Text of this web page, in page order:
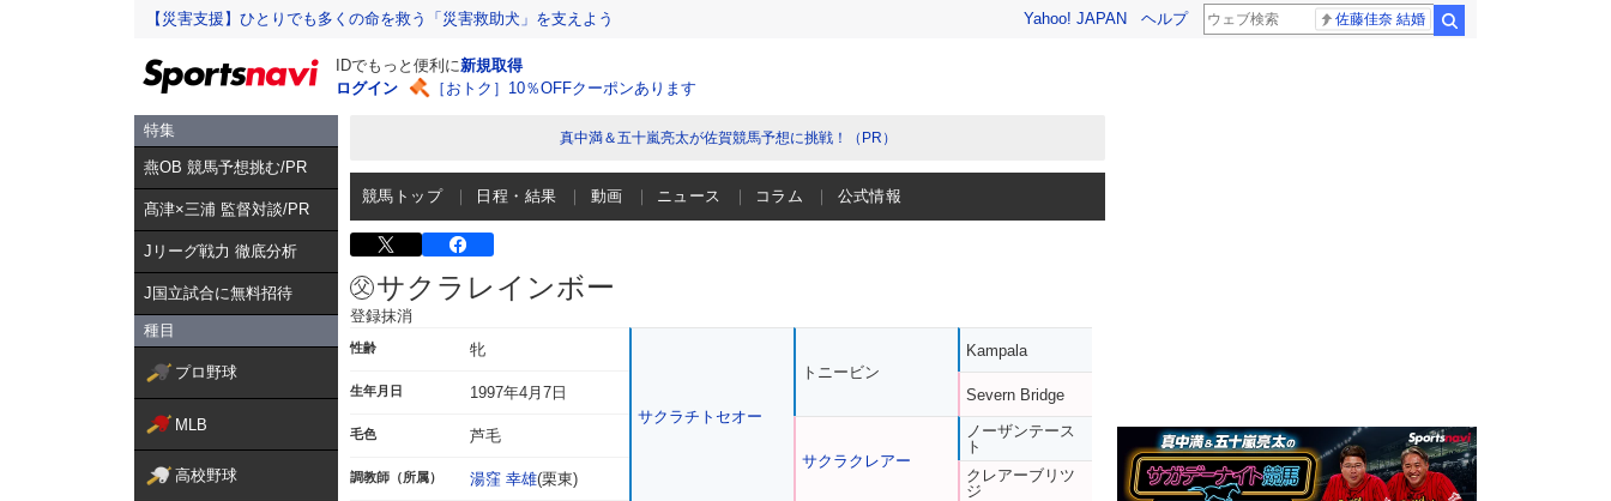
【災害支援】ひとりでも多くの命を救う「災害救助犬」を支えよう Yahoo! JAPAN ヘルプ 佐藤佳奈 結婚
IDでもっと便利に新規取得
ログイン
［おトク］10％OFFクーポンあります
特集
燕OB 競馬予想挑む/PR
髙津×三浦 監督対談/PR
Jリーグ戦力 徹底分析
J国立試合に無料招待
種目
プロ野球
MLB
高校野球
真中満＆五十嵐亮太が佐賀競馬予想に挑戦！（PR）
競馬トップ 日程・結果 動画 ニュース コラム 公式情報
サクラレインボー
登録抹消
性齢 牝
生年月日 1997年4月7日
毛色 芦毛
調教師（所属） 湯窪 幸雄(栗東)
サクラチトセオー
トニービン
サクラクレアー
Kampala
Severn Bridge
ノーザンテース
ト
クレアーブリツ
ジ